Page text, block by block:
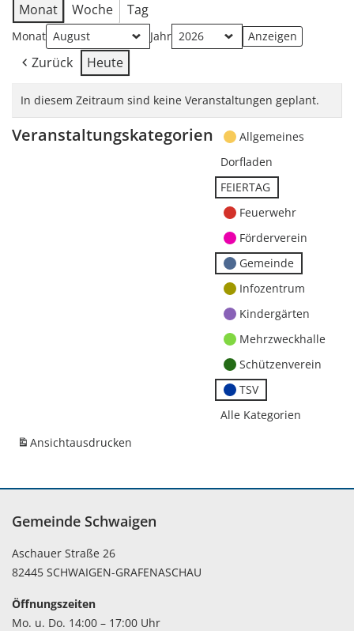
Monat Woche Tag
Monat Jahr
Zurück Heute
In diesem Zeitraum sind keine Veranstaltungen geplant.
Veranstaltungskategorien
Allgemeines
Dorfladen
FEIERTAG
Feuerwehr
Förderverein
Gemeinde
Infozentrum
Kindergärten
Mehrzweckhalle
Schützenverein
TSV
Alle Kategorien
Ansichtausdrucken
Gemeinde Schwaigen
Aschauer Straße 26
82445 SCHWAIGEN-GRAFENASCHAU
Öffnungszeiten
Mo. u. Do. 14:00 – 17:00 Uhr